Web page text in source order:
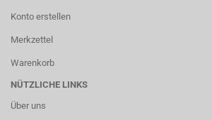
Konto erstellen
Merkzettel
Warenkorb
NÜTZLICHE LINKS
Über uns